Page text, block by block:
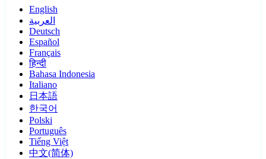
English
العربية
Deutsch
Español
Français
हिन्दी
Bahasa Indonesia
Italiano
日本語
한국어
Polski
Português
Tiếng Việt
中文(简体)